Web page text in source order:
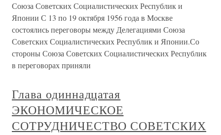
Союза Советских Социалистических Республик и
Японии С 13 по 19 октября 1956 года в Москве
состоялись переговоры между Делегациями Союза
Советских Социалистических Республик и Японии.Со
стороны Союза Советских Социалистических Республик
в переговорах приняли
Глава одиннадцатая
ЭКОНОМИЧЕСКОЕ
СОТРУДНИЧЕСТВО СОВЕТСКИХ